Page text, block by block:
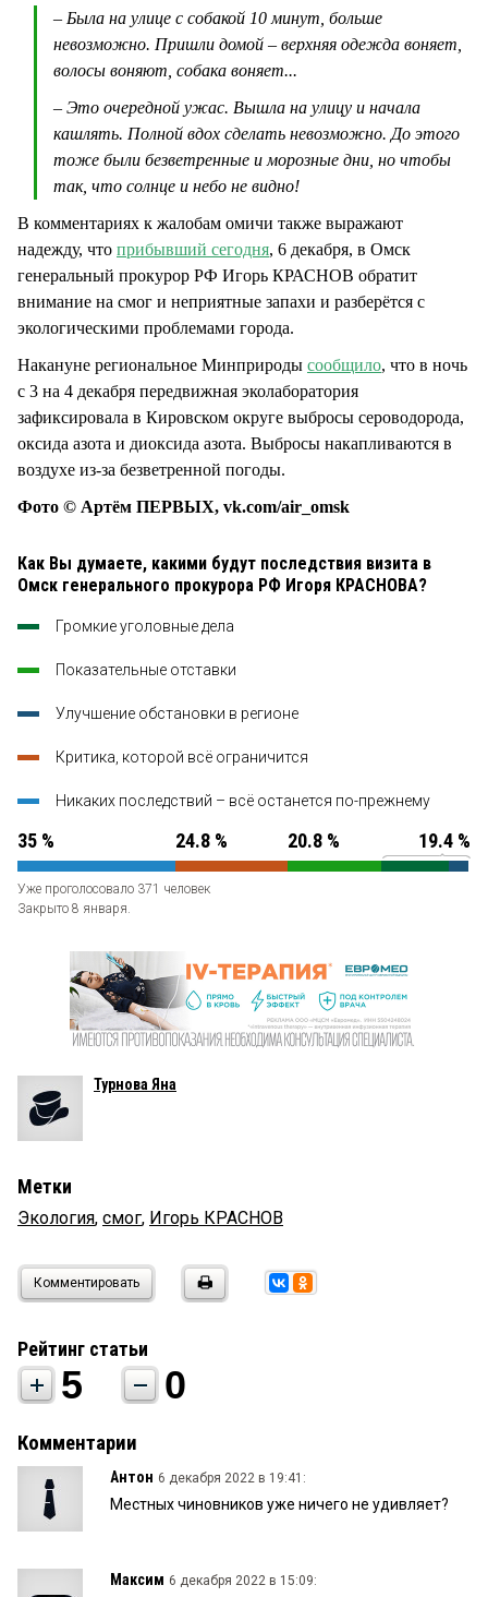
– Была на улице с собакой 10 минут, больше
невозможно. Пришли домой – верхняя одежда воняет,
волосы воняют, собака воняет...
– Это очередной ужас. Вышла на улицу и начала
кашлять. Полной вдох сделать невозможно. До этого
тоже были безветренные и морозные дни, но чтобы
так, что солнце и небо не видно!
В комментариях к жалобам омичи также выражают
надежду, что прибывший сегодня, 6 декабря, в Омск
генеральный прокурор РФ Игорь КРАСНОВ обратит
внимание на смог и неприятные запахи и разберётся с
экологическими проблемами города.
Накануне региональное Минприроды сообщило, что в ночь
с 3 на 4 декабря передвижная эколаборатория
зафиксировала в Кировском округе выбросы сероводорода,
оксида азота и диоксида азота. Выбросы накапливаются в
воздухе из-за безветренной погоды.
Фото © Артём ПЕРВЫХ, vk.com/air_omsk
Как Вы думаете, какими будут последствия визита в
Омск генерального прокурора РФ Игоря КРАСНОВА?
Громкие уголовные дела
Показательные отставки
Улучшение обстановки в регионе
Критика, которой всё ограничится
Никаких последствий – всё останется по-прежнему
35 % 24.8 % 20.8 % 19.4 %
Уже проголосовало 371 человек
Закрыто 8 января.
Турнова Яна
Метки
Экология, смог, Игорь КРАСНОВ
Комментировать
Рейтинг статьи
5 0
Комментарии
Антон 6 декабря 2022 в 19:41:
Местных чиновников уже ничего не удивляет?
Максим 6 декабря 2022 в 15:09: